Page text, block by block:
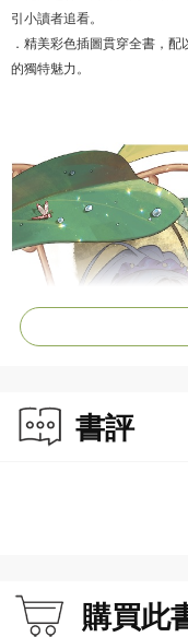
引小讀者追看。
．精美彩色插圖貫穿全書，
的獨特魅力。
書評
購買此